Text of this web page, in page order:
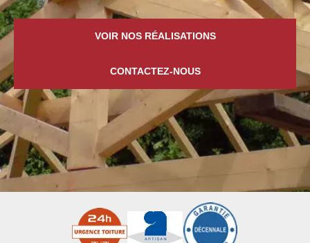
VOIR NOS RÉALISATIONS
CONTACTEZ-NOUS